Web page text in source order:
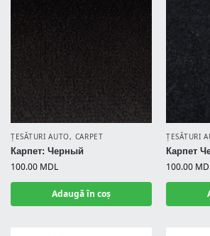
ȚESĂTURI AUTO, CARPET
Карпет: Черный
100.00 MDL
Adaugă în coș
ȚESĂTURI
Карпет
100.00